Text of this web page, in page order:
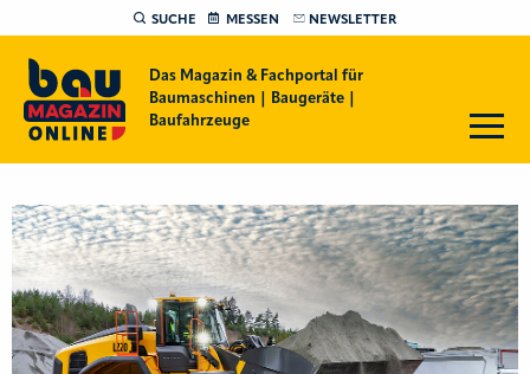
SUCHE MESSEN NEWSLETTER
Das Magazin & Fachportal für
Baumaschinen | Baugeräte |
Baufahrzeuge